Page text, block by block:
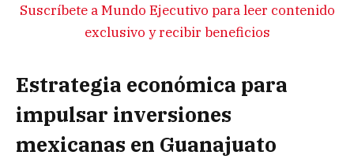
Suscríbete a Mundo Ejecutivo para leer contenido
exclusivo y recibir beneficios
Estrategia económica para
impulsar inversiones
mexicanas en Guanajuato